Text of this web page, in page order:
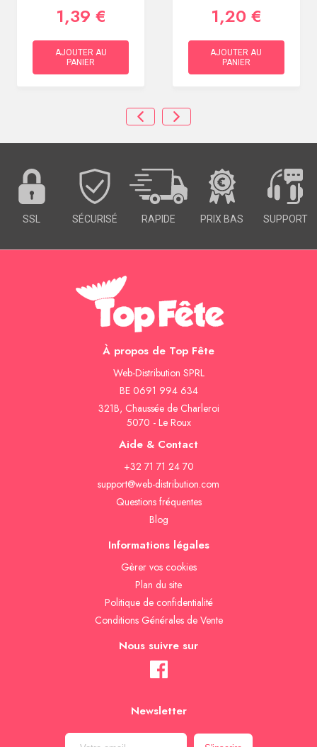
1,39 €
AJOUTER AU
PANIER
1,20 €
AJOUTER AU
PANIER
SSL SÉCURISÉ RAPIDE PRIX BAS SUPPORT
À propos de Top Fête
Web-Distribution SPRL
BE 0691 994 634
321B, Chaussée de Charleroi
5070 - Le Roux
Aide & Contact
+32 71 71 24 70
support@web-distribution.com
Questions fréquentes
Blog
Informations légales
Gèrer vos cookies
Plan du site
Politique de confidentialité
Conditions Générales de Vente
Nous suivre sur
Newsletter